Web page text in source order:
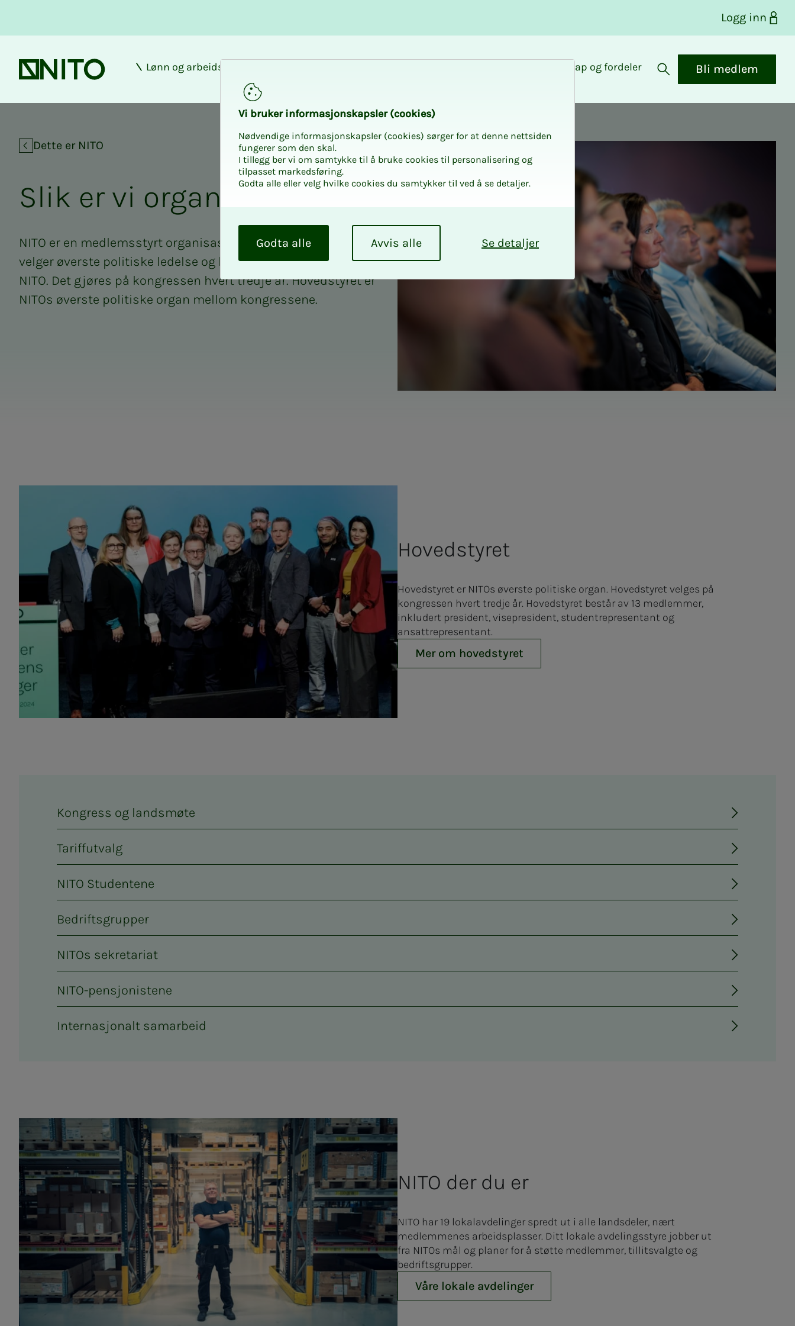
Logg inn
Forsiden
Lønn og arbeidsforhold Medlemskap og fordeler
Åpne søk
Bli medlem
Dette er NITO
Slik er vi or­­­ga­­­ni­­­sert
NITO er en medlemsstyrt organisasjon hvor medlemmene
velger øverste politiske ledelse og bestemmer utviklingen av
NITO. Det gjøres på kongressen hvert tredje år. Hovedstyret er
NITOs øverste politiske organ mellom kongressene.
Hovedstyret
Hovedstyret er NITOs øverste politiske organ. Hovedstyret velges på
kongressen hvert tredje år. Hovedstyret består av 13 medlemmer,
inkludert president, visepresident, studentrepresentant og
ansattrepresentant.
Mer om hovedstyret
Kongress og landsmøte
Tariffutvalg
NITO Studentene
Bedriftsgrupper
NITOs sekretariat
NITO-pensjonistene
Internasjonalt samarbeid
NITO der du er
NITO har 19 lokalavdelinger spredt ut i alle landsdeler, nært
medlemmenes arbeidsplasser. Ditt lokale avdelingsstyre jobber ut
fra NITOs mål og planer for å støtte medlemmer, tillitsvalgte og
bedriftsgrupper.
Våre lokale avdelinger
Vi bru­­­ker in­­­for­­­ma­­­sjons­­­kaps­­­­­ler (cookies)
Nødvendige informasjonskapsler (cookies) sørger for at denne nettsiden
fungerer som den skal.
I tillegg ber vi om samtykke til å bruke cookies til personalisering og
tilpasset markedsføring.
Godta alle eller velg hvilke cookies du samtykker til ved å se detaljer.
v
v
Se detaljer
Avvis alle
Godta alle